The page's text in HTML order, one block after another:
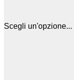
Scegli un'opzione...